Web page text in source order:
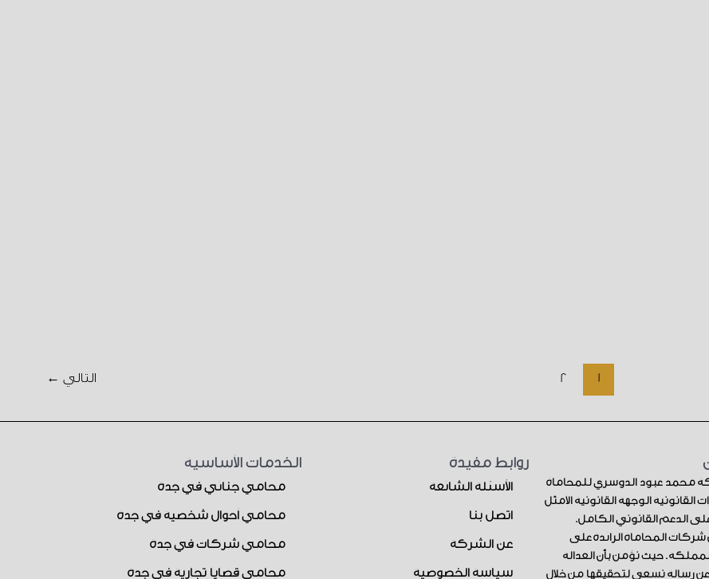
1
2 التالي ←
محمد عبود الدوسري للمحاماة
القانونية الوجهة القانونية الأمثل
الدعم القانوني الكامل.
المحاماة الرائدة على
حيث نؤمن بأن العدالة
رسالة نسعى لتحقيقها من خلال
روابط مفيدة
الأسئلة الشائعة
اتصل بنا
عن الشركة
سياسة الخصوصية
الخدمات الأساسية
محامي جنائي في جدة
محامي أحوال شخصية في جدة
محامي شركات في جدة
محامي قضايا تجارية في جدة